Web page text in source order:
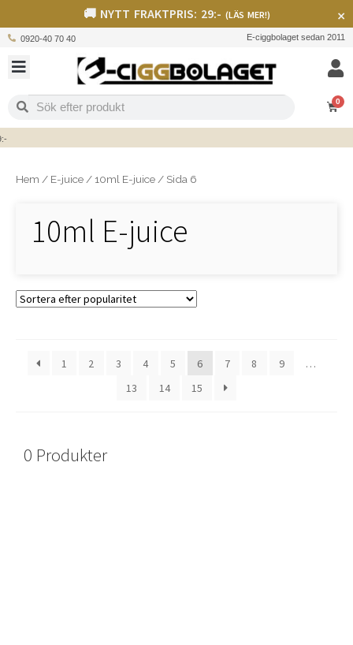
🚚 NYTT FRAKTPRIS: 29:- (LÄS MER!) ×
0920-40 70 40 E-ciggbolaget sedan 2011
0
Hem / E-juice / 10ml E-juice / Sida 6
10ml E-juice
1 2 3 4 5 6 7 8 9
…
13
14 15
0 Produkter